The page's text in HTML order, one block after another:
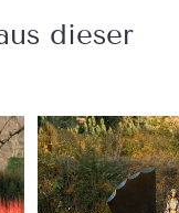
dieser